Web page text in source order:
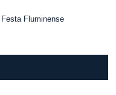
Festa Fluminense